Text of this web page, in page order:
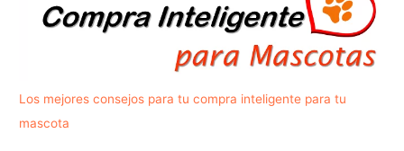
Los mejores consejos para tu compra inteligente para tu
mascota